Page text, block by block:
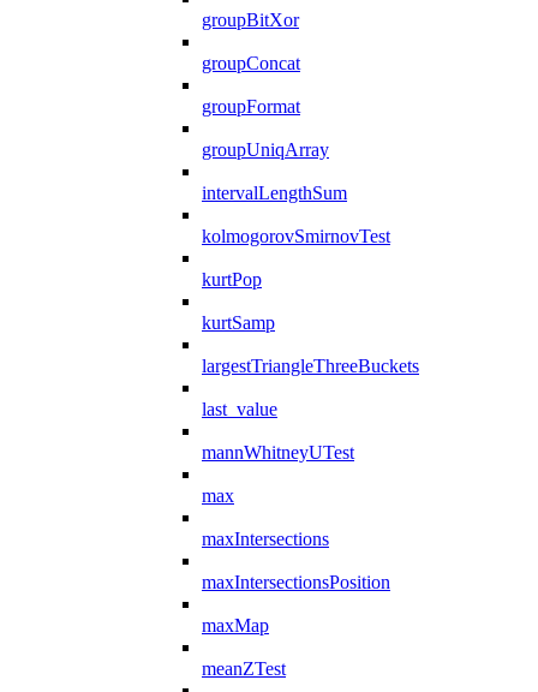
groupBitXor
groupConcat
groupFormat
groupUniqArray
intervalLengthSum
kolmogorovSmirnovTest
kurtPop
kurtSamp
largestTriangleThreeBuckets
last_value
mannWhitneyUTest
max
maxIntersections
maxIntersectionsPosition
maxMap
meanZTest